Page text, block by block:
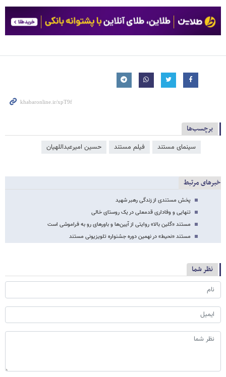
برچسب‌ها
سینمای مستند فیلم مستند حسین امیرعبداللهیان
خبرهای مرتبط
پخش مستندی از زندگی رهبر شهید
تنهایی و وفاداری قدمعلی در یک روستای خالی
مستند «گلین بالا» روایتی از آیین‌ها و باورهای رو به فراموشی است
مستند «نحیط» در نهمین دوره جشنواره تلویزیونی مستند
نظر شما